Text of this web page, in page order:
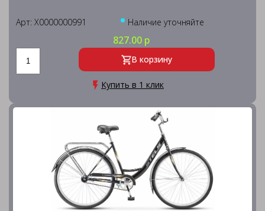
Арт: X0000000991 Наличие уточняйте
827.00 р
В корзину
Купить в 1 клик